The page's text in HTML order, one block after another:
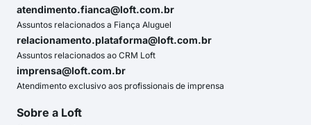
atendimento.fianca@loft.com.br
Assuntos relacionados a Fiança Aluguel
relacionamento.plataforma@loft.com.br
Assuntos relacionados ao CRM Loft
imprensa@loft.com.br
Atendimento exclusivo aos profissionais de imprensa
Sobre a Loft